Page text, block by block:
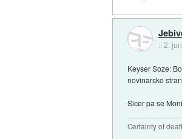
::2.
Keyser Soze:
novinarsko
Sicer pa se
Certainty of